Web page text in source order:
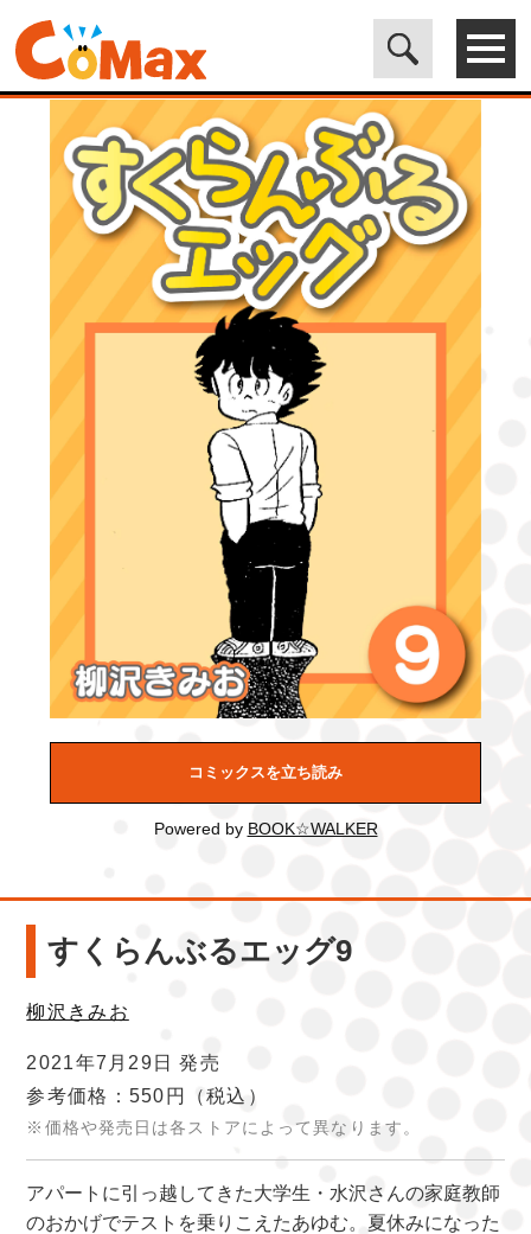
電子書籍マンガ CoMax(コマックス)公式サイト - 株式会社ICE>
LEGEND> すくらんぶるエッグ9
コミックスを立ち読み
Powered by BOOK☆WALKER
すくらんぶるエッグ9
柳沢きみお
2021年7月29日 発売
参考価格：550円
（税込）
※価格や発売日は各ストアによって異なります。
アパートに引っ越してきた大学生・水沢さんの家庭教師
のおかげでテストを乗りこえたあゆむ。夏休みになった